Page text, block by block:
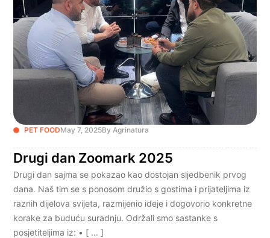
PET FOODMay 7, 2025By Agrinatura
Drugi dan Zoomark 2025
Drugi dan sajma se pokazao kao dostojan sljedbenik prvog
dana. Naš tim se s ponosom družio s gostima i prijateljima iz
raznih dijelova svijeta, razmijenio ideje i dogovorio konkretne
korake za buduću suradnju. Održali smo sastanke s
posjetiteljima iz: • [ ... ]